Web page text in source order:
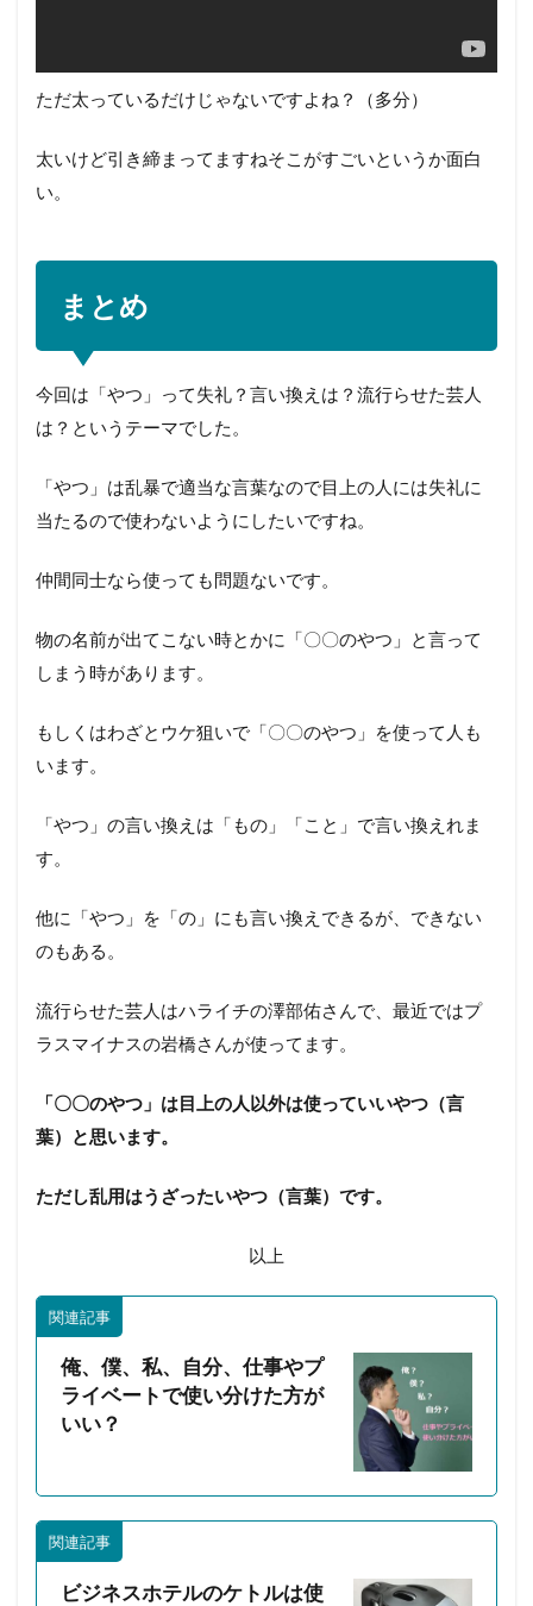
ただ太っているだけじゃないですよね？（多分）
太いけど引き締まってますねそこがすごいというか面白
い。
まとめ
今回は「やつ」って失礼？言い換えは？流行らせた芸人
は？というテーマでした。
「やつ」は乱暴で適当な言葉なので目上の人には失礼に
当たるので使わないようにしたいですね。
仲間同士なら使っても問題ないです。
物の名前が出てこない時とかに「〇〇のやつ」と言って
しまう時があります。
もしくはわざとウケ狙いで「〇〇のやつ」を使って人も
います。
「やつ」の言い換えは「もの」「こと」で言い換えれま
す。
他に「やつ」を「の」にも言い換えできるが、できない
のもある。
流行らせた芸人はハライチの澤部佑さんで、最近ではプ
ラスマイナスの岩橋さんが使ってます。
「〇〇のやつ」は目上の人以外は使っていいやつ（言
葉）と思います。
ただし乱用はうざったいやつ（言葉）です。
以上
関連記事
俺、僕、私、自分、仕事やプ
ライベートで使い分けた方が
いい？
関連記事
ビジネスホテルのケトルは使